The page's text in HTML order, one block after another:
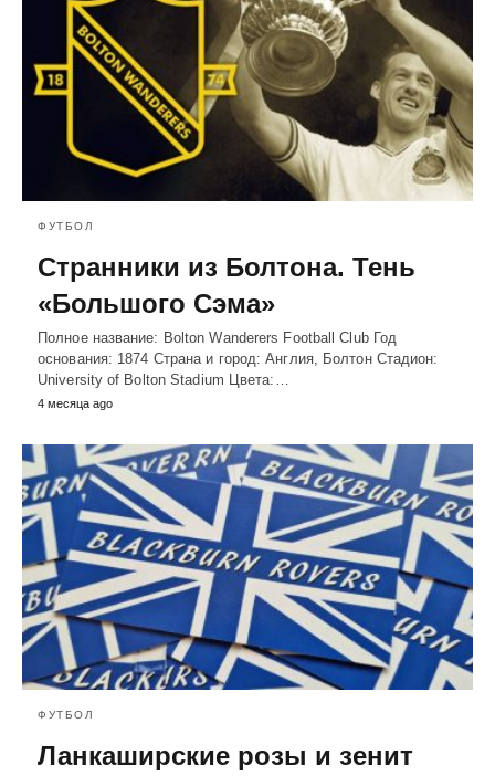
ФУТБОЛ
Странники из Болтона. Тень
«Большого Сэма»
Полное название: Bolton Wanderers Football Club Год
основания: 1874 Страна и город: Англия, Болтон Стадион:
University of Bolton Stadium Цвета:…
4 месяца ago
ФУТБОЛ
Ланкаширские розы и зенит